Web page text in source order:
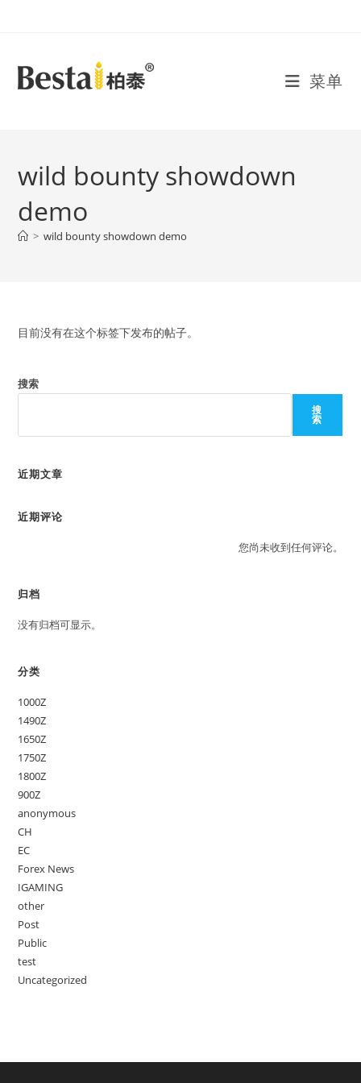
菜单
wild bounty showdown
demo
> wild bounty showdown demo
目前没有在这个标签下发布的帖子。
搜索
搜
索
近期文章
近期评论
您尚未收到任何评论。
归档
没有归档可显示。
分类
1000Z
1490Z
1650Z
1750Z
1800Z
900Z
anonymous
CH
EC
Forex News
IGAMING
other
Post
Public
test
Uncategorized